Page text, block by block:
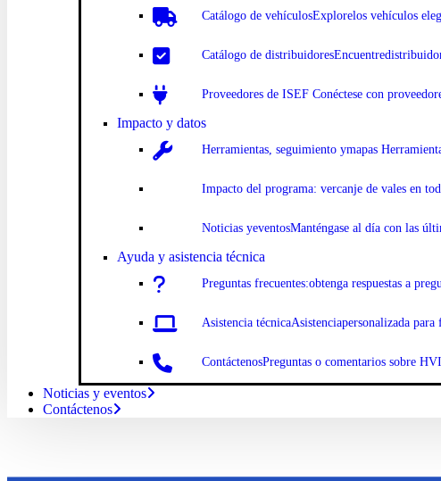
Catálogo de vehículosExplorelos vehículos
Catálogo de distribuidoresEncuentre
Proveedores de ISEF Conéctese con
Impacto y datos
Herramientas, seguimiento ymapas
Impacto del programa: vercanje de vales en
Noticias yeventosManténgase al día con las
Ayuda y asistencia técnica
Preguntas frecuentes:obtenga respuestas a
Asistencia técnicaAsistenciapersonalizada para
ContáctenosPreguntas o comentarios sobre
Noticias y eventos
Contáctenos